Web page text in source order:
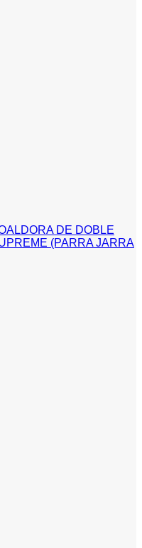
DE DOBLE
(PARRA JARRA